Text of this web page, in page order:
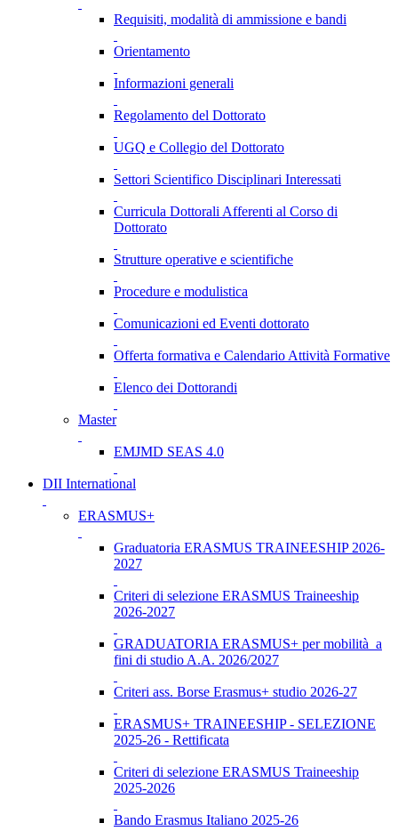
Requisiti, modalità di ammissione e bandi
Orientamento
Informazioni generali
Regolamento del Dottorato
UGQ e Collegio del Dottorato
Settori Scientifico Disciplinari Interessati
Curricula Dottorali Afferenti al Corso di
Dottorato
Strutture operative e scientifiche
Procedure e modulistica
Comunicazioni ed Eventi dottorato
Offerta formativa e Calendario Attività Formative
Elenco dei Dottorandi
Master
EMJMD SEAS 4.0
DII International
ERASMUS+
Graduatoria ERASMUS TRAINEESHIP 2026-
2027
Criteri di selezione ERASMUS Traineeship
2026-2027
GRADUATORIA ERASMUS+ per mobilità a
fini di studio A.A. 2026/2027
Criteri ass. Borse Erasmus+ studio 2026-27
ERASMUS+ TRAINEESHIP - SELEZIONE
2025-26 - Rettificata
Criteri di selezione ERASMUS Traineeship
2025-2026
Bando Erasmus Italiano 2025-26